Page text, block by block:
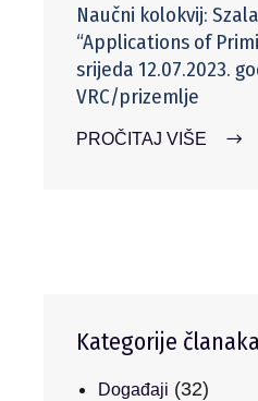
Naučni kolokvij:
“Applications of
srijeda 12.07.2023.
VRC/prizemlje
PROČITAJ VIŠE
Kategorije članaka
Događaji (32)